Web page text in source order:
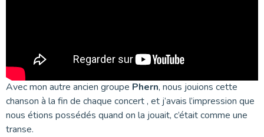
Avec mon autre ancien groupe Phern, nous jouions cette
chanson à la fin de chaque concert , et j’avais l’impression que
nous étions possédés quand on la jouait, c’était comme une
transe.